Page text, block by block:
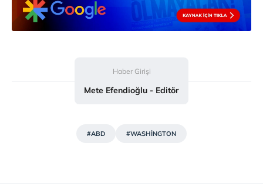
Haber Girişi
Mete Efendioğlu - Editör
#ABD #WASHİNGTON